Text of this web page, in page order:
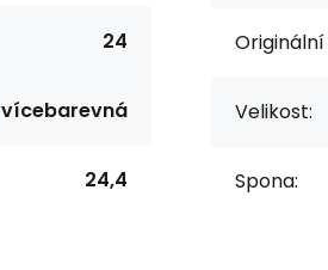
24
vícebarevná
24,4
Velikost:
Spona: